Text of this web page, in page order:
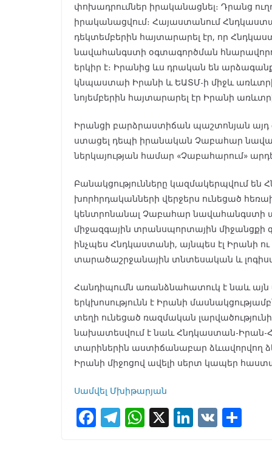
փոխադրումներ իրականացնել։ Դրանց
իրականացվում։ Հայաստանում
դեկտեմբերին հայտարարել էր, որ
նավահանգստի օգտագործման
երկիր է։ Իրանից ևս դրական են
կնպաստաի Իրանի և ԵԱՏՄ-ի միջև
նոյեմբերին հայտարարել էր Իրանի
Իրանցի բարձրաստիճան պաշտոնյան այդ
ստացել դեպի իրանական Չաբահար
ներկայության համար «Չաբահարում»
Բանակցությունները կազմակերպվում
խորհրդականների վերջերս ունեցած
կենտրոնանալ Չաբահար նավահանգստի
միջազգային տրանսպորտային միջանցքի
ինչպես Հնդկաստանի, այնպես էլ Իրանի
տարածաշրջանային տնտեսական և
Հանդիպումն առանձնահատուկ է նաև
երկխոսությունն է Իրանի
տեղի ունեցած ռազմական
նախատեսվում է նաև Հնդկաստան-Իրան-
տարիներին աստիճանաբար ձևավորվող
Իրանի միջոցով ավելի սերտ կապեր
Սամվել Մխիթարյան
F T W X Li V